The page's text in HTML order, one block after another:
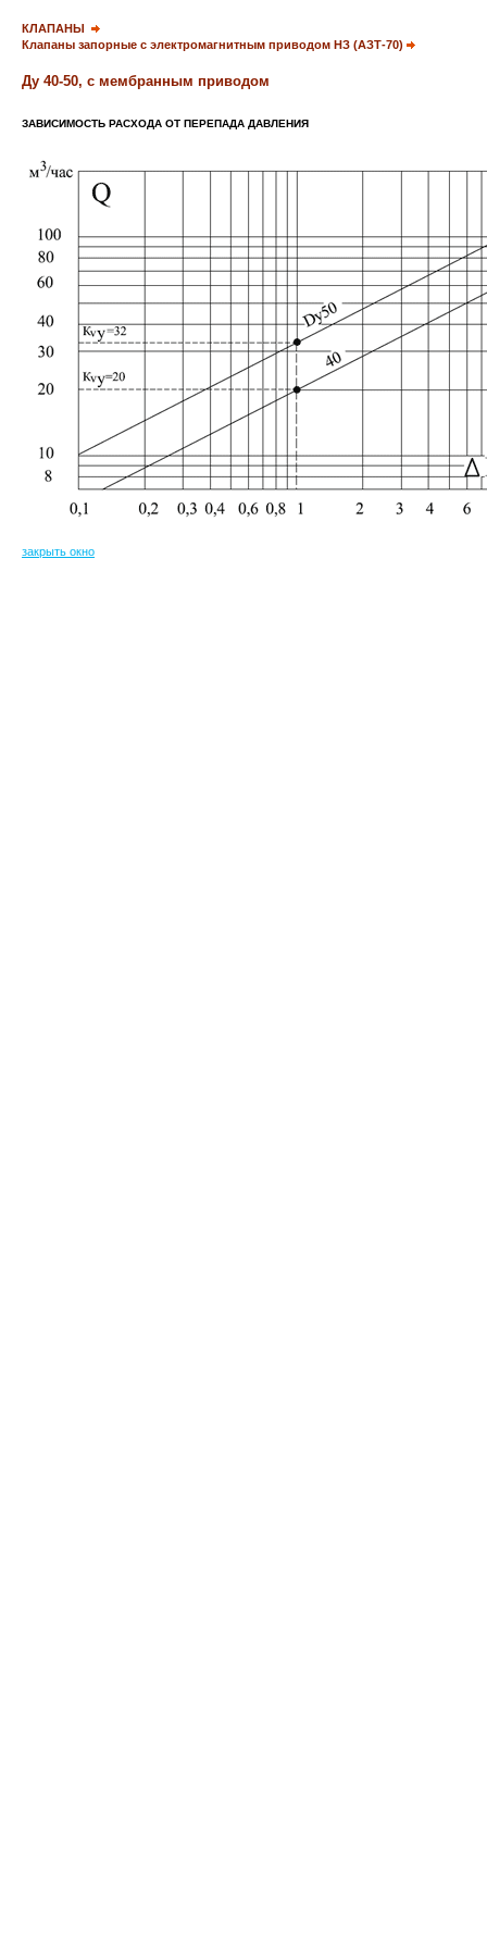
КЛАПАНЫ
Клапаны запорные с электромагнитным приводом НЗ (АЗТ-70)
Ду 40-50, с мембранным приводом
ЗАВИСИМОСТЬ РАСХОДА ОТ ПЕРЕПАДА ДАВЛЕНИЯ
закрыть окно